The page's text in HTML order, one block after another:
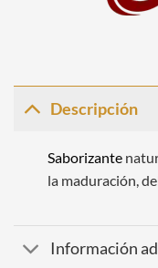
Descripción
Saborizante
la maduración,
Información